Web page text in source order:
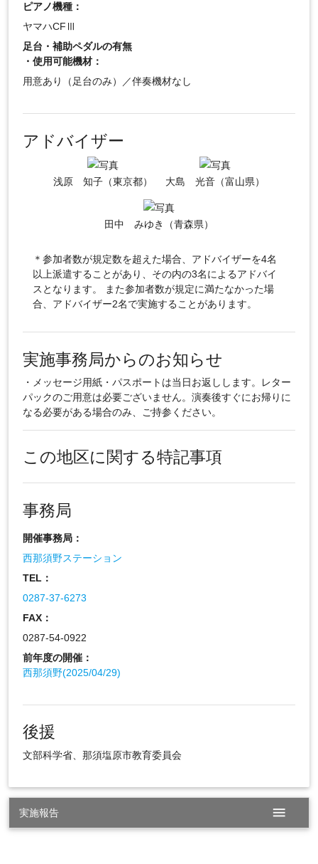
ピアノ機種：
ヤマハCFⅢ
足台・補助ペダルの有無
・使用可能機材：
用意あり（足台のみ）／伴奏機材なし
アドバイザー
浅原 知子（東京都） 大島 光音（富山県）
田中 みゆき（青森県）
＊参加者数が規定数を超えた場合、アドバイザーを4名
以上派遣することがあり、その内の3名によるアドバイ
スとなります。 また参加者数が規定に満たなかった場
合、アドバイザー2名で実施することがあります。
実施事務局からのお知らせ
・メッセージ用紙・パスポートは当日お返しします。レター
パックのご用意は必要ございません。演奏後すぐにお帰りに
なる必要がある場合のみ、ご持参ください。
この地区に関する特記事項
事務局
開催事務局：
西那須野ステーション
TEL：
0287-37-6273
FAX：
0287-54-0922
前年度の開催：
西那須野(2025/04/29)
後援
文部科学省、那須塩原市教育委員会
実施報告 menu